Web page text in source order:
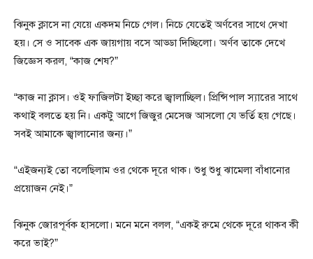
ঝিনুক ক্লাসে না যেয়ে একদম নিচে গেল। নিচে যেতেই অর্ণবের সাথে দেখা
হয়। সে ও সাবেক এক জায়গায় বসে আড্ডা দিচ্ছিলো। অর্ণব তাকে দেখে
জিজ্ঞেস করল, “কাজ শেষ?”
“কাজ না ক্লাস। ওই ফাজিলটা ইচ্ছা করে জ্বালাচ্ছিল। প্রিন্সিপাল স্যারের সাথে
কথাই বলতে হয় নি। একটু আগে জিজুর মেসেজ আসলো যে ভর্তি হয় গেছে।
সবই আমাকে জ্বালানোর জন্য।”
“এইজন্যই তো বলেছিলাম ওর থেকে দূরে থাক। শুধু শুধু ঝামেলা বাঁধানোর
প্রয়োজন নেই।”
ঝিনুক জোরপূর্বক হাসলো। মনে মনে বলল, “একই রুমে থেকে দূরে থাকব কী
করে ভাই?”